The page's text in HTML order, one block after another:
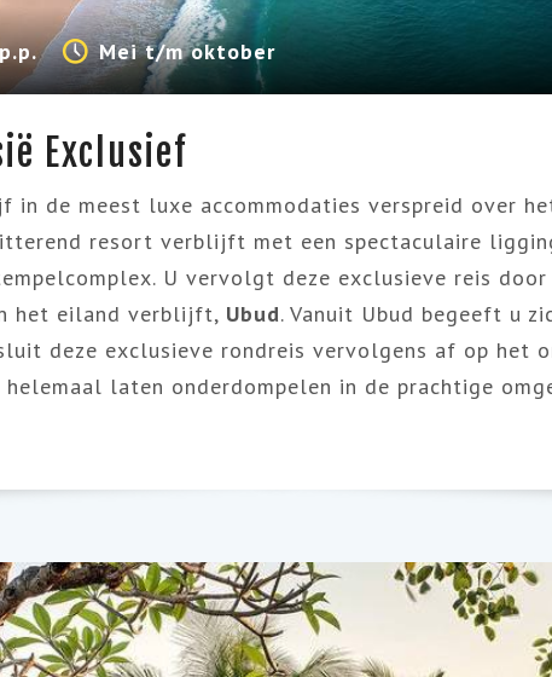
Mei t/m oktober
Exclusief
in de meest luxe accommodaties verspreid over
resort verblijft met een spectaculaire
U vervolgt deze exclusieve reis door
het eiland verblijft, Ubud. Vanuit Ubud begeeft u
deze exclusieve rondreis vervolgens af op het
laten onderdompelen in de prachtige